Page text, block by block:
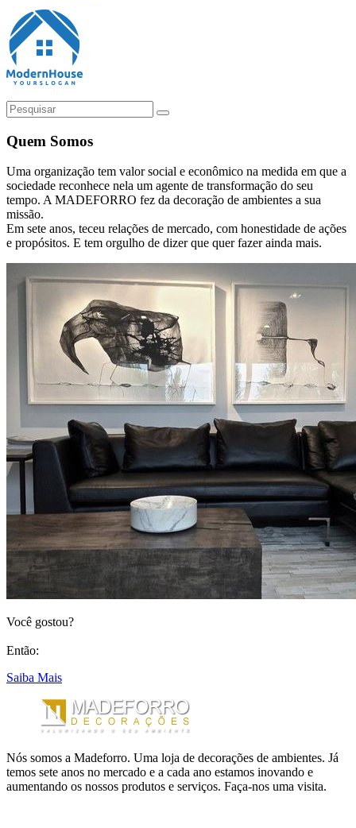
Quem Somos
Uma organização tem valor social e econômico na medida em que a
sociedade reconhece nela um agente de transformação do seu
tempo. A MADEFORRO fez da decoração de ambientes a sua
missão.
Em sete anos, teceu relações de mercado, com honestidade de ações
e propósitos. E tem orgulho de dizer que quer fazer ainda mais.
Você gostou?
Então:
Saiba Mais
Nós somos a Madeforro. Uma loja de decorações de ambientes. Já
temos sete anos no mercado e a cada ano estamos inovando e
aumentando os nossos produtos e serviços. Faça-nos uma visita.